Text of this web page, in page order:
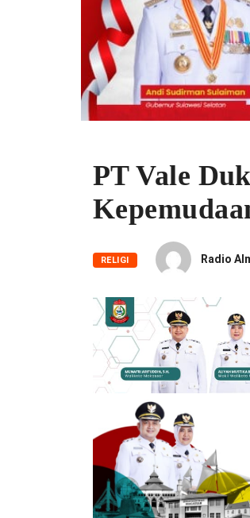
PT Vale
RELIGI Radio